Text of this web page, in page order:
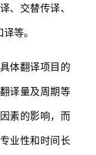
交替传译、
等。
体翻译项目的
译量及周期等
素的影响，而
业性和时间长